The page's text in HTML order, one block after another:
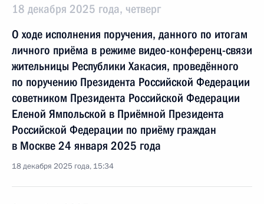
18 декабря 2025 года, четверг
О ходе исполнения поручения, данного по итогам
личного приёма в режиме видео-конференц-связи
жительницы Республики Хакасия, проведённого
по поручению Президента Российской Федерации
советником Президента Российской Федерации
Еленой Ямпольской в Приёмной Президента
Российской Федерации по приёму граждан
в Москве 24 января 2025 года
18 декабря 2025 года, 15:34